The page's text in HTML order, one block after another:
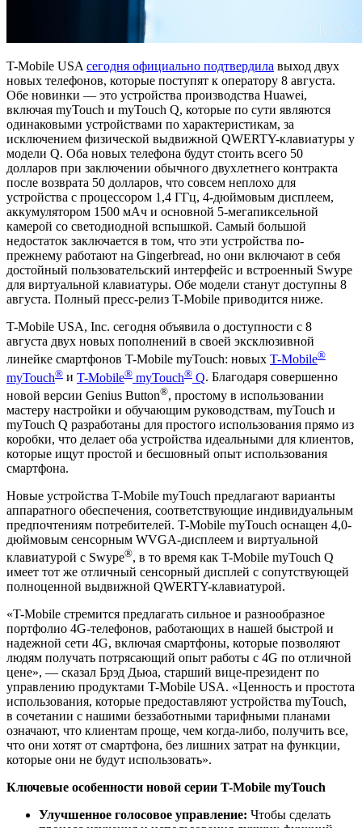
T-Mobile USA сегодня официально подтвердила выход двух
новых телефонов, которые поступят к оператору 8 августа.
Обе новинки — это устройства производства Huawei,
включая myTouch и myTouch Q, которые по сути являются
одинаковыми устройствами по характеристикам, за
исключением физической выдвижной QWERTY-клавиатуры у
модели Q. Оба новых телефона будут стоить всего 50
долларов при заключении обычного двухлетнего контракта
после возврата 50 долларов, что совсем неплохо для
устройства с процессором 1,4 ГГц, 4-дюймовым дисплеем,
аккумулятором 1500 мАч и основной 5-мегапиксельной
камерой со светодиодной вспышкой. Самый большой
недостаток заключается в том, что эти устройства по-
прежнему работают на Gingerbread, но они включают в себя
достойный пользовательский интерфейс и встроенный Swype
для виртуальной клавиатуры. Обе модели станут доступны 8
августа. Полный пресс-релиз T-Mobile приводится ниже.
T-Mobile USA, Inc. сегодня объявила о доступности с 8
августа двух новых пополнений в своей эксклюзивной
линейке смартфонов T-Mobile myTouch: новых T-Mobile®
myTouch® и T-Mobile® myTouch® Q. Благодаря совершенно
новой версии Genius Button®, простому в использовании
мастеру настройки и обучающим руководствам, myTouch и
myTouch Q разработаны для простого использования прямо из
коробки, что делает оба устройства идеальными для клиентов,
которые ищут простой и бесшовный опыт использования
смартфона.
Новые устройства T-Mobile myTouch предлагают варианты
аппаратного обеспечения, соответствующие индивидуальным
предпочтениям потребителей. T-Mobile myTouch оснащен 4,0-
дюймовым сенсорным WVGA-дисплеем и виртуальной
клавиатурой с Swype®, в то время как T-Mobile myTouch Q
имеет тот же отличный сенсорный дисплей с сопутствующей
полноценной выдвижной QWERTY-клавиатурой.
«T-Mobile стремится предлагать сильное и разнообразное
портфолио 4G-телефонов, работающих в нашей быстрой и
надежной сети 4G, включая смартфоны, которые позволяют
людям получать потрясающий опыт работы с 4G по отличной
цене», — сказал Брэд Дьюа, старший вице-президент по
управлению продуктами T-Mobile USA. «Ценность и простота
использования, которые предоставляют устройства myTouch,
в сочетании с нашими беззаботными тарифными планами
означают, что клиентам проще, чем когда-либо, получить все,
что они хотят от смартфона, без лишних затрат на функции,
которые они не будут использовать».
Ключевые особенности новой серии T-Mobile myTouch
Улучшенное голосовое управление: Чтобы сделать